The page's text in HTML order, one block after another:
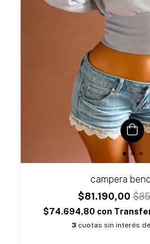
campera
$81.190,00
$74.694,80 con
3 cuotas sin interés de